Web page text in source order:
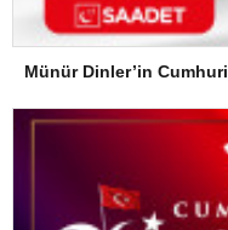
Münür Dinler’in